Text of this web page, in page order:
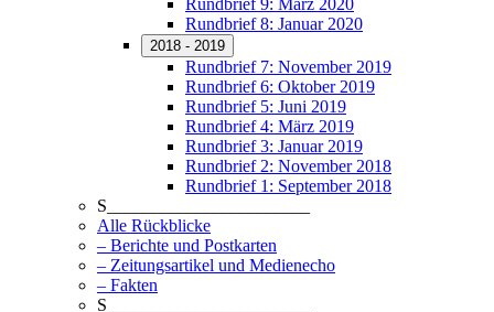
Rundbrief 9: März 2020
Rundbrief 8: Januar 2020
2018 - 2019
Rundbrief 7: November 2019
Rundbrief 6: Oktober 2019
Rundbrief 5: Juni 2019
Rundbrief 4: März 2019
Rundbrief 3: Januar 2019
Rundbrief 2: November 2018
Rundbrief 1: September 2018
S_______________________
Alle Rückblicke
– Berichte und Postkarten
– Zeitungsartikel und Medienecho
– Fakten
S_______________________